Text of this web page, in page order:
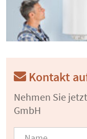
Kontakt
Nehmen Sie
GmbH